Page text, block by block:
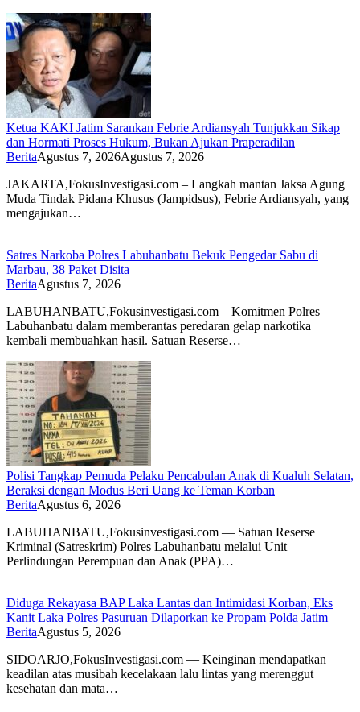
Ketua KAKI Jatim Sarankan Febrie Ardiansyah Tunjukkan Sikap
dan Hormati Proses Hukum, Bukan Ajukan Praperadilan
BeritaAgustus 7, 2026Agustus 7, 2026
JAKARTA,FokusInvestigasi.com – Langkah mantan Jaksa Agung
Muda Tindak Pidana Khusus (Jampidsus), Febrie Ardiansyah, yang
mengajukan…
Satres Narkoba Polres Labuhanbatu Bekuk Pengedar Sabu di
Marbau, 38 Paket Disita
BeritaAgustus 7, 2026
LABUHANBATU,Fokusinvestigasi.com – Komitmen Polres
Labuhanbatu dalam memberantas peredaran gelap narkotika
kembali membuahkan hasil. Satuan Reserse…
Polisi Tangkap Pemuda Pelaku Pencabulan Anak di Kualuh Selatan,
Beraksi dengan Modus Beri Uang ke Teman Korban
BeritaAgustus 6, 2026
LABUHANBATU,Fokusinvestigasi.com — Satuan Reserse
Kriminal (Satreskrim) Polres Labuhanbatu melalui Unit
Perlindungan Perempuan dan Anak (PPA)…
Diduga Rekayasa BAP Laka Lantas dan Intimidasi Korban, Eks
Kanit Laka Polres Pasuruan Dilaporkan ke Propam Polda Jatim
BeritaAgustus 5, 2026
SIDOARJO,FokusInvestigasi.com — Keinginan mendapatkan
keadilan atas musibah kecelakaan lalu lintas yang merenggut
kesehatan dan mata…